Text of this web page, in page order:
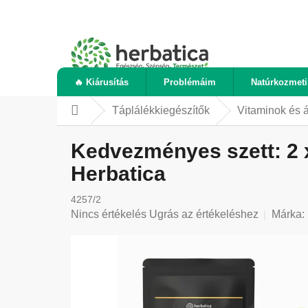
🔥 Kiárusítás Problémáim
KezdőlapTáplálékkiegészítők Vitaminok és
Kedvezményes szett: 2
Herbatica
4257/2
A
Nincs értékelés Ugrás az értékeléshez Márka: